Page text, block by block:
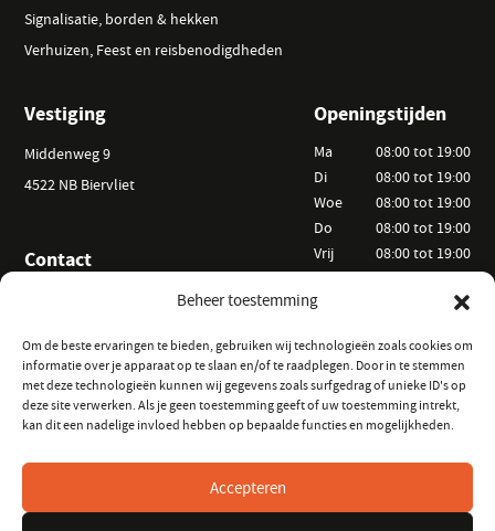
Beheer toestemming
Om de beste ervaringen te bieden, gebruiken wij technologieën zoals cookies om
informatie over je apparaat op te slaan en/of te raadplegen. Door in te stemmen
met deze technologieën kunnen wij gegevens zoals surfgedrag of unieke ID's op
deze site verwerken. Als je geen toestemming geeft of uw toestemming intrekt,
kan dit een nadelige invloed hebben op bepaalde functies en mogelijkheden.
Accepteren
Signalisatie, borden & hekken
Verhuizen, Feest en reisbenodigdheden
Vestiging
Middenweg 9
4522 NB Biervliet
Contact
Openingstijden
Ma
Di
Woe
Do
Vrij
Zo
08:00 tot 19:00
08:00 tot 19:00
08:00 tot 19:00
08:00 tot 19:00
08:00 tot 19:00
Informatie
Hoe kunt u huren?
Keurmeester Zeeland
Volg ons
op Instagram